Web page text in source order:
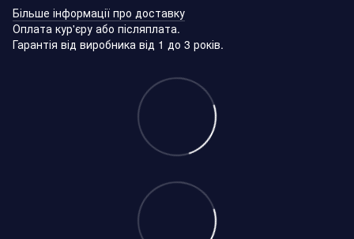
Більше інформації про доставку
Оплата кур'єру або післяплата.
Гарантія від виробника від 1 до 3 років.